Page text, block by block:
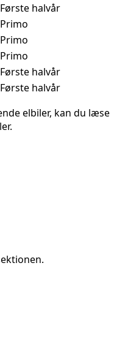
Første halvår
Primo
Primo
Primo
Første halvår
Første halvår
elbiler, kan du læse